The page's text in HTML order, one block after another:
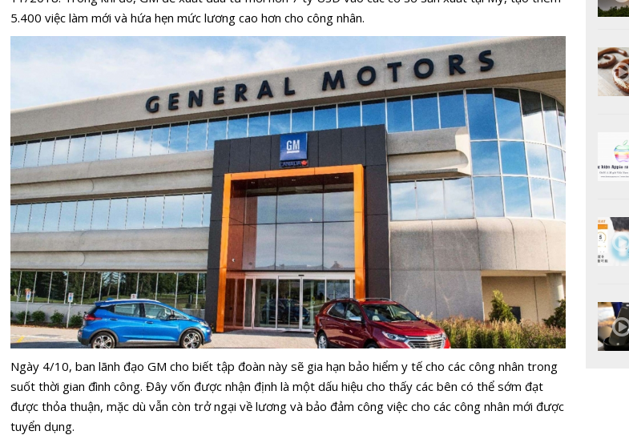
5.400 việc làm mới và hứa hẹn mức lương cao hơn cho công nhân.
Ngày 4/10, ban lãnh đạo GM cho biết tập đoàn này sẽ gia hạn bảo hiểm y tế cho các công nhân trong
suốt thời gian đình công. Đây vốn được nhận định là một dấu hiệu cho thấy các bên có thể sớm đạt
được thỏa thuận, mặc dù vẫn còn trở ngại về lương và bảo đảm công việc cho các công nhân mới được
tuyển dụng.